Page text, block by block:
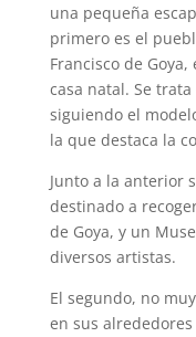
una pequeña
primero es el
Francisco de
casa natal. Se
siguiendo el
la que destaca la
Junto a la anterior
destinado a
de Goya, y un
diversos artistas.
El segundo, no
en sus